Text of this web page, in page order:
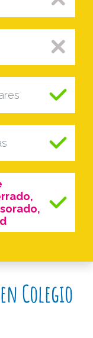
Colegio